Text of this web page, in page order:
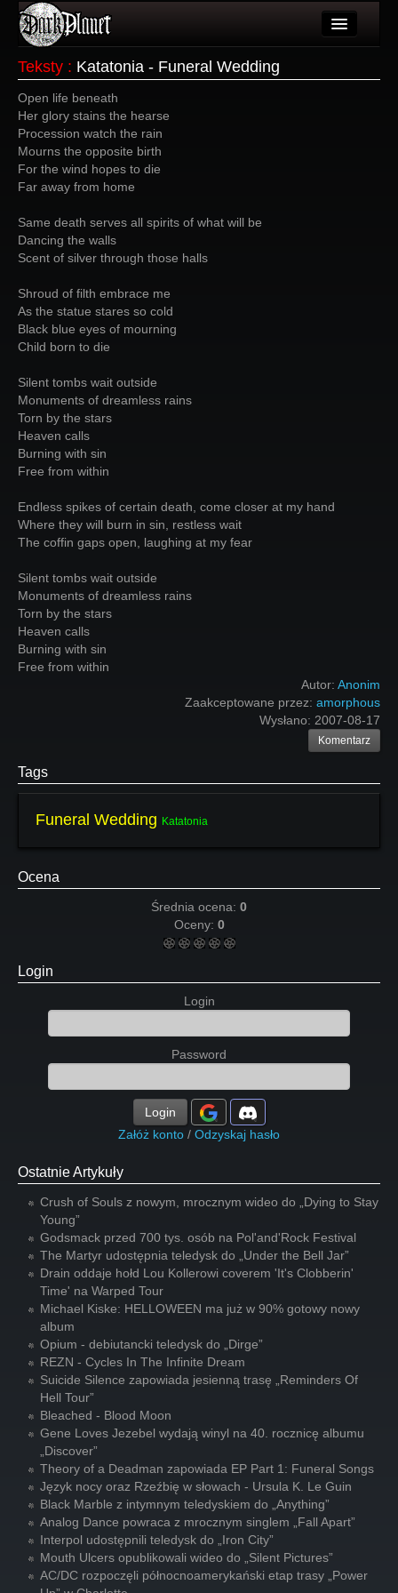
Wydarzenia
Galeria
Forum
Więcej
Login
Teksty : Katatonia - Funeral Wedding
Open life beneath
Her glory stains the hearse
Procession watch the rain
Mourns the opposite birth
For the wind hopes to die
Far away from home
Same death serves all spirits of what will be
Dancing the walls
Scent of silver through those halls
Shroud of filth embrace me
As the statue stares so cold
Black blue eyes of mourning
Child born to die
Silent tombs wait outside
Monuments of dreamless rains
Torn by the stars
Heaven calls
Burning with sin
Free from within
Endless spikes of certain death, come closer at my hand
Where they will burn in sin, restless wait
The coffin gaps open, laughing at my fear
Silent tombs wait outside
Monuments of dreamless rains
Torn by the stars
Heaven calls
Burning with sin
Free from within
Autor: Anonim
Zaakceptowane przez: amorphous
Wysłano: 2007-08-17
Komentarz
Tags
Funeral Wedding Katatonia
Ocena
Średnia ocena: 0
Oceny: 0
Login
Login
Password
Login
Załóż konto / Odzyskaj hasło
Ostatnie Artykuły
Crush of Souls z nowym, mrocznym wideo do „Dying to Stay
Young”
Godsmack przed 700 tys. osób na Pol'and'Rock Festival
The Martyr udostępnia teledysk do „Under the Bell Jar”
Drain oddaje hołd Lou Kollerowi coverem 'It's Clobberin'
Time' na Warped Tour
Michael Kiske: HELLOWEEN ma już w 90% gotowy nowy
album
Opium - debiutancki teledysk do „Dirge”
REZN - Cycles In The Infinite Dream
Suicide Silence zapowiada jesienną trasę „Reminders Of
Hell Tour”
Bleached - Blood Moon
Gene Loves Jezebel wydają winyl na 40. rocznicę albumu
„Discover”
Theory of a Deadman zapowiada EP Part 1: Funeral Songs
Język nocy oraz Rzeźbię w słowach - Ursula K. Le Guin
Black Marble z intymnym teledyskiem do „Anything”
Analog Dance powraca z mrocznym singlem „Fall Apart”
Interpol udostępnili teledysk do „Iron City”
Mouth Ulcers opublikowali wideo do „Silent Pictures”
AC/DC rozpoczęli północnoamerykański etap trasy „Power